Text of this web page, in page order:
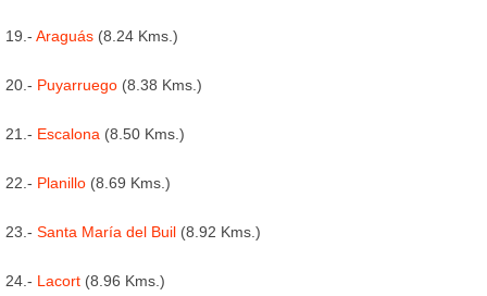
19.- Araguás (8.24 Kms.)
20.- Puyarruego (8.38 Kms.)
21.- Escalona (8.50 Kms.)
22.- Planillo (8.69 Kms.)
23.- Santa María del Buil (8.92 Kms.)
24.- Lacort (8.96 Kms.)